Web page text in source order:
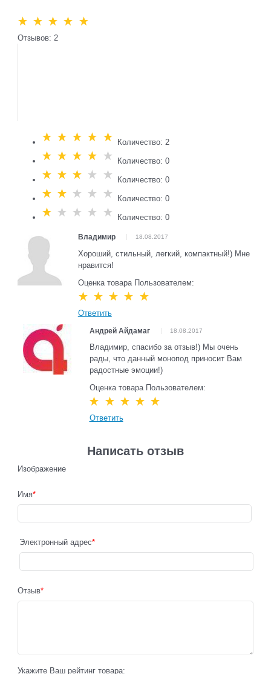
Отзывов: 2
Количество: 2
Количество: 0
Количество: 0
Количество: 0
Количество: 0
Владимир 18.08.2017
Хороший, стильный, легкий, компактный!) Мне
нравится!
Оценка товара Пользователем:
Ответить
Андрей Айдамаг 18.08.2017
Владимир, спасибо за отзыв!) Мы очень
рады, что данный монопод приносит Вам
радостные эмоции!)
Оценка товара Пользователем:
Ответить
Написать отзыв
Изображение
Имя
Электронный адрес
Отзыв
Укажите Ваш рейтинг товара: